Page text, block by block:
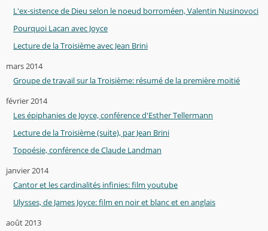
L'ex-sistence de Dieu selon le noeud borroméen, Valentin Nusinovoci
Pourquoi Lacan avec Joyce
Lecture de la Troisième avec Jean Brini
mars 2014
Groupe de travail sur la Troisième: résumé de la première moitié
février 2014
Les épiphanies de Joyce, conférence d'Esther Tellermann
Lecture de la Troisième (suite), par Jean Brini
Topoésie, conférence de Claude Landman
janvier 2014
Cantor et les cardinalités infinies: film youtube
Ulysses, de James Joyce: film en noir et blanc et en anglais
août 2013